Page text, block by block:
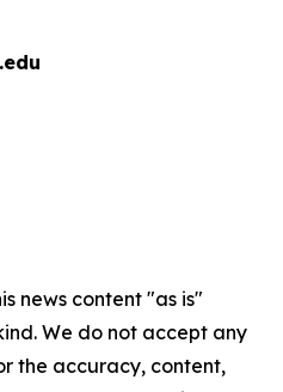
news content "as is"
We do not accept any
the accuracy, content,